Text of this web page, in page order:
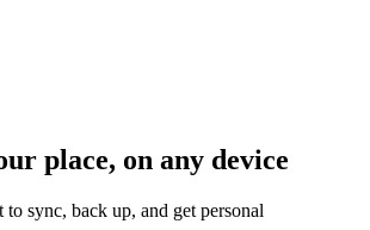
place, on any device
to sync, back up, and get personal